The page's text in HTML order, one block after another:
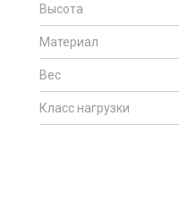
Высота
Материал
Вес
Класс нагрузки